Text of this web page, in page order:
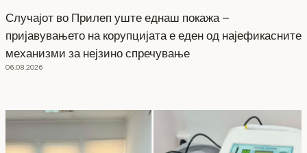
Случајот во Прилеп уште еднаш покажа –
пријавувањето на корупцијата е еден од најефикасните
механизми за нејзино спречување
06.08.2026